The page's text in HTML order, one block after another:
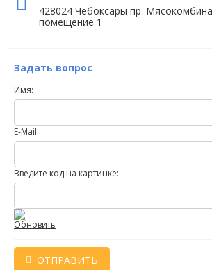
428024 Чебоксары пр.
помещение 1
Задать вопрос
Имя:
E-Mail:
Введите код на картинке:
Обновить
ОТПРАВИТЬ